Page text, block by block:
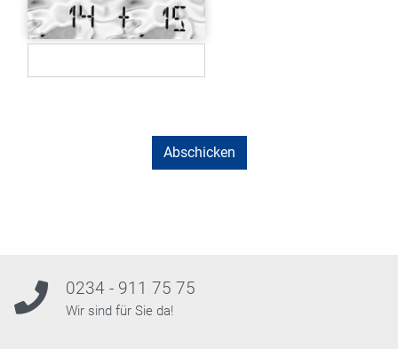
0234 - 911 75 75
Wir sind für Sie da!